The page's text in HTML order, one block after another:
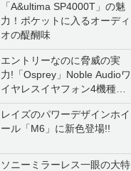
「A&ultima SP4000T」の魅
力！ポケットに入るオーディ
オの醍醐味
エントリーなのに脅威の実
力!「Osprey」Noble Audioワ
イヤレスイヤフォン4機種を
一気に聴く
レイズのパワーデザインホイ
ール「M6」に新色登場!!
ソニーミラーレス一眼の大特